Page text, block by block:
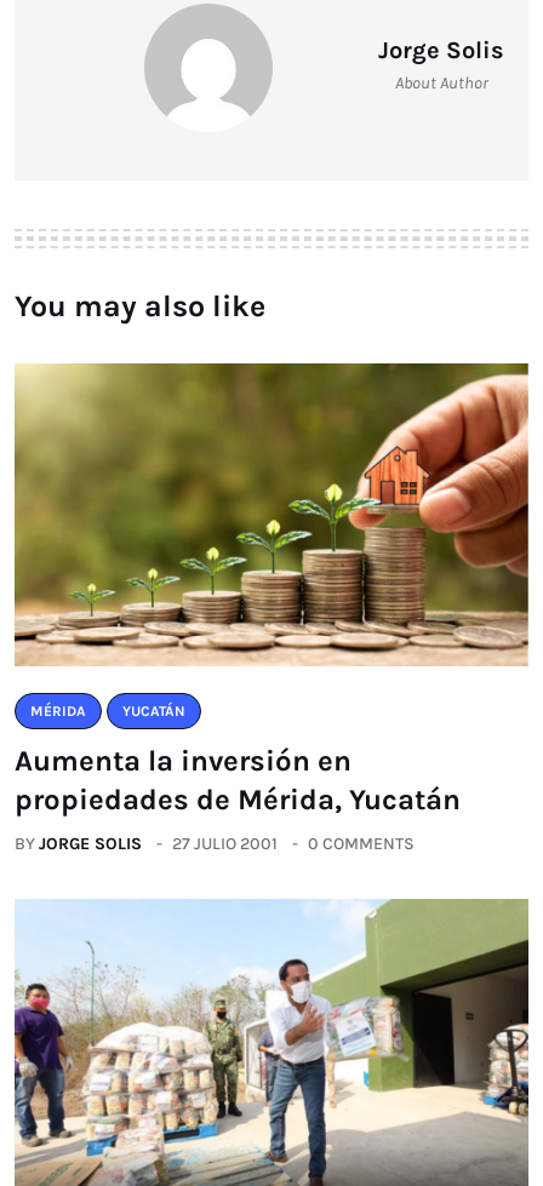
Jorge Solis
About Author
You may also like
MÉRIDA YUCATÁN
Aumenta la inversión en
propiedades de Mérida, Yucatán
BYJORGE SOLIS 27 JULIO 2001 0 COMMENTS